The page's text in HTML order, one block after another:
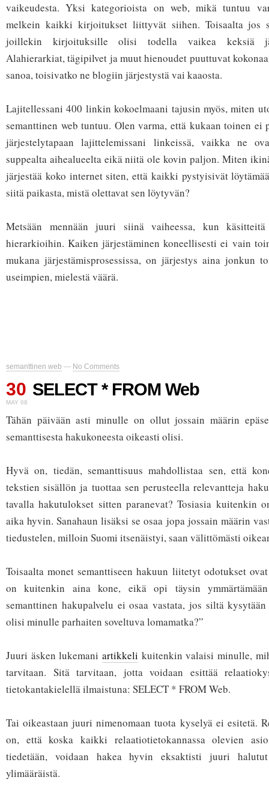
vaikeudesta. Yksi kategorioista on web, mikä tuntuu
melkein kaikki kirjoitukset liittyvät siihen. Toisaalta jos
joillekin kirjoituksille olisi todella vaikea keksiä
Alahierarkiat, tägipilvet ja muut hienoudet puuttuvat
sanoa, toisivatko ne blogiin järjestystä vai kaaosta.
Lajitellessani 400 linkin kokoelmaani tajusin myös, miten
semanttinen web tuntuu. Olen varma, että kukaan toinen ei
järjestelytapaan lajittelemissani linkeissä, vaikka ne
suppealta aihealueelta eikä niitä ole kovin paljon. Miten
järjestää koko internet siten, että kaikki pystyisivät
siitä paikasta, mistä olettavat sen löytyvän?
Metsään mennään juuri siinä vaiheessa, kun
hierarkioihin. Kaiken järjestäminen koneellisesti ei vain
mukana järjestämisprosessissa, on järjestys aina jonkun
useimpien, mielestä väärä.
semanttinen web — No Comments
30
MAY 08
SELECT * FROM Web
Tähän päivään asti minulle on ollut jossain määrin
semanttisesta hakukoneesta oikeasti olisi.
Hyvä on, tiedän, semanttisuus mahdollistaa sen, että
tekstien sisällön ja tuottaa sen perusteella relevantteja
tavalla hakutulokset sitten paranevat? Tosiasia kuitenkin
aika hyvin. Sanahaun lisäksi se osaa jopa jossain määrin
tiedustelen, milloin Suomi itsenäistyi, saan välittömästi
Toisaalta monet semanttiseen hakuun liitetyt odotukset
on kuitenkin aina kone, eikä opi täysin ymmärtämään
semanttinen hakupalvelu ei osaa vastata, jos siltä
olisi minulle parhaiten soveltuva lomamatka?”
Juuri äsken lukemani artikkeli kuitenkin valaisi minulle,
tarvitaan. Sitä tarvitaan, jotta voidaan esittää
tietokantakielellä ilmaistuna: SELECT * FROM Web.
Tai oikeastaan juuri nimenomaan tuota kyselyä ei esitetä.
on, että koska kaikki relaatiotietokannassa olevien
tiedetään, voidaan hakea hyvin eksaktisti juuri
ylimääräistä.